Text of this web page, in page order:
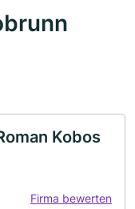
Kobos
Firma bewerten